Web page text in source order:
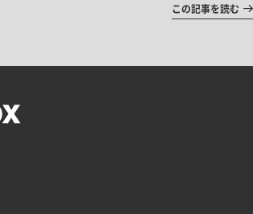
この記事を読む